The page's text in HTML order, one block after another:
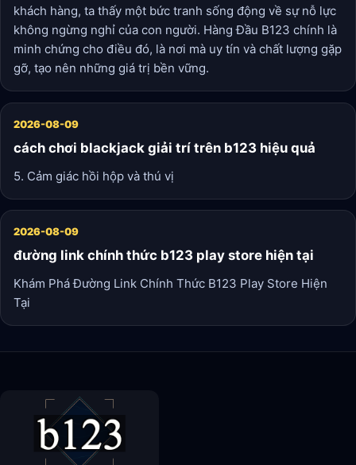
khách hàng, ta thấy một bức tranh sống động về sự nỗ lực
không ngừng nghỉ của con người. Hàng Đầu B123 chính là
minh chứng cho điều đó, là nơi mà uy tín và chất lượng gặp
gỡ, tạo nên những giá trị bền vững.
2026-08-09
cách chơi blackjack giải trí trên b123 hiệu quả
5. Cảm giác hồi hộp và thú vị
2026-08-09
đường link chính thức b123 play store hiện tại
Khám Phá Đường Link Chính Thức B123 Play Store Hiện
Tại